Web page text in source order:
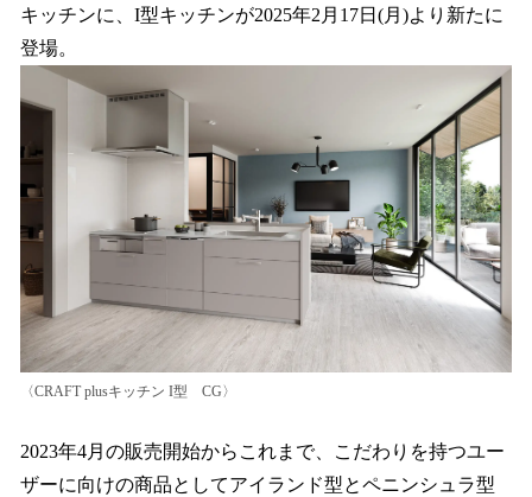
み
込
み
で
キッチンに、I型キッチンが2025年2月17日(月)より新たに
登場。
〈CRAFT plusキッチン I型 CG〉
2023年4月の販売開始からこれまで、こだわりを持つユー
ザーに向けの商品としてアイランド型とペニンシュラ型